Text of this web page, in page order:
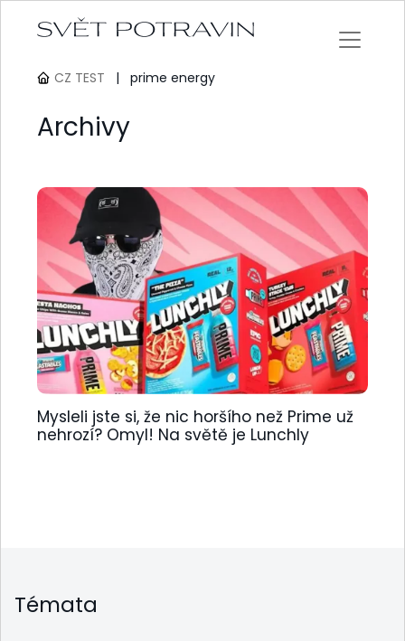
CZ TEST | prime energy
Archivy
Mysleli jste si, že nic horšího než Prime už
nehrozí? Omyl! Na světě je Lunchly
Témata